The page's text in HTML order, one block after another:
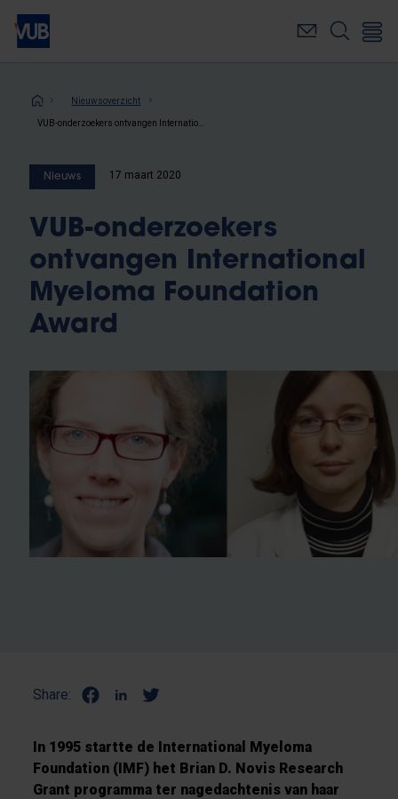
Overslaan
naar
inhoudKruimelpad
Nieuwsoverzicht
Nieuws 17 maart 2020
VUB-onderzoekers
ontvangen International
Myeloma Foundation
Award
Share:
In 1995 startte de International Myeloma
Foundation (IMF) het Brian D. Novis Research
Grant programma ter nagedachtenis van haar